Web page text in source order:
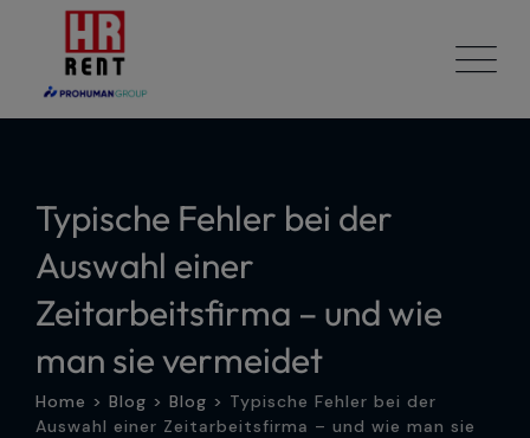
Typische Fehler bei der
Auswahl einer
Zeitarbeitsfirma – und wie
man sie vermeidet
Home > Blog > Blog > Typische Fehler bei der
Auswahl einer Zeitarbeitsfirma – und wie man sie